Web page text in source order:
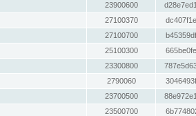
23900600
27100370
27100700
25100300
23300800
2790060
23700500
23500700